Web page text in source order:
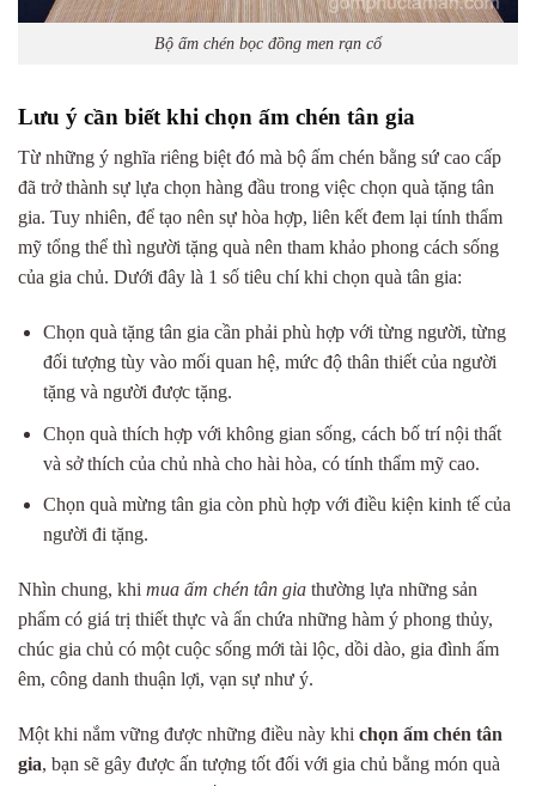
Bộ ấm chén bọc đồng men rạn cổ
Lưu ý cần biết khi chọn ấm chén tân gia
Từ những ý nghĩa riêng biệt đó mà bộ ấm chén bằng sứ cao cấp
đã trở thành sự lựa chọn hàng đầu trong việc chọn quà tặng tân
gia. Tuy nhiên, để tạo nên sự hòa hợp, liên kết đem lại tính thẩm
mỹ tổng thể thì người tặng quà nên tham khảo phong cách sống
của gia chủ. Dưới đây là 1 số tiêu chí khi chọn quà tân gia:
Chọn quà tặng tân gia cần phải phù hợp với từng người, từng
đối tượng tùy vào mối quan hệ, mức độ thân thiết của người
tặng và người được tặng.
Chọn quà thích hợp với không gian sống, cách bố trí nội thất
và sở thích của chủ nhà cho hài hòa, có tính thẩm mỹ cao.
Chọn quà mừng tân gia còn phù hợp với điều kiện kinh tế của
người đi tặng.
Nhìn chung, khi mua ấm chén tân gia thường lựa những sản
phẩm có giá trị thiết thực và ẩn chứa những hàm ý phong thủy,
chúc gia chủ có một cuộc sống mới tài lộc, dồi dào, gia đình ấm
êm, công danh thuận lợi, vạn sự như ý.
Một khi nắm vững được những điều này khi chọn ấm chén tân
gia, bạn sẽ gây được ấn tượng tốt đối với gia chủ bằng món quà